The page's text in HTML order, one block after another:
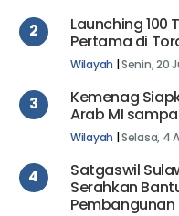
2
Launching 100
Pertama di
Wilayah |Senin, 20
3
Kemenag
Arab MI
Wilayah |Selasa, 4
4
Satgaswil
Serahkan